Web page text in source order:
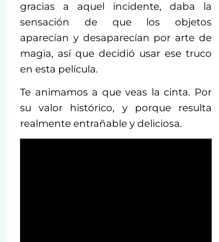
gracias a aquel incidente, daba la
sensación de que los objetos
aparecían y desaparecían por arte de
magia, así que decidió usar ese truco
en esta película.
Te animamos a que veas la cinta. Por
su valor histórico, y porque resulta
realmente entrañable y deliciosa.